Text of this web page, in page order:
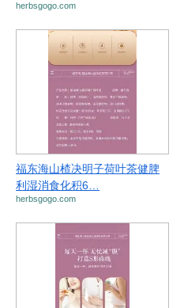
herbsgogo.com
福东海山楂决明子荷叶茶健脾
利湿消食化积6…
herbsgogo.com